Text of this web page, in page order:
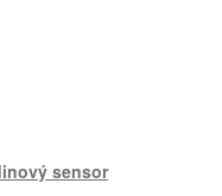
sensor